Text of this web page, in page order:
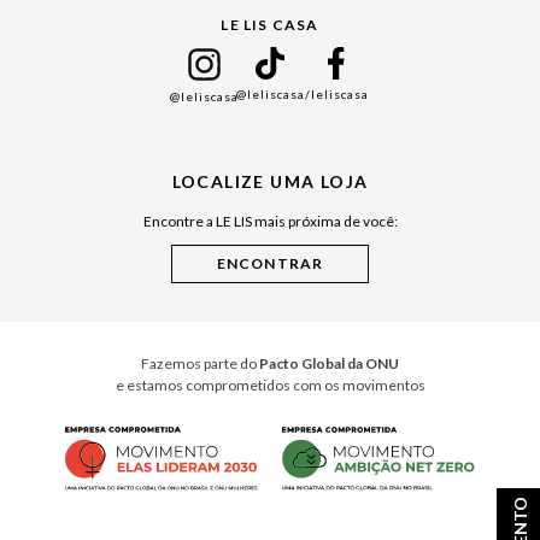
Cuidados Casa
LE LIS CASA
@leliscasa@leliscasa/leliscasa
LOCALIZE UMA LOJA
Encontre a LE LIS mais próxima de você:
Fazemos parte do Pacto Global da ONU
e estamos comprometidos com os movimentos